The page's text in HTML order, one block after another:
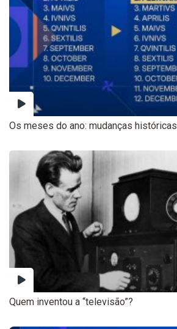
Os meses do ano: mudanças históricas
Quem inventou a “televisão”?